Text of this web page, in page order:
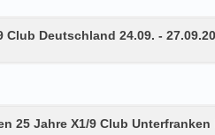
Deutschland 24.09. -
25 Jahre X1/9 Club